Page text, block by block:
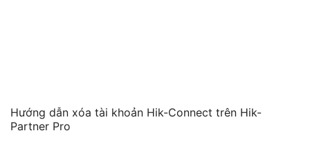
Hướng dẫn xóa tài khoản Hik-Connect trên Hik-
Partner Pro